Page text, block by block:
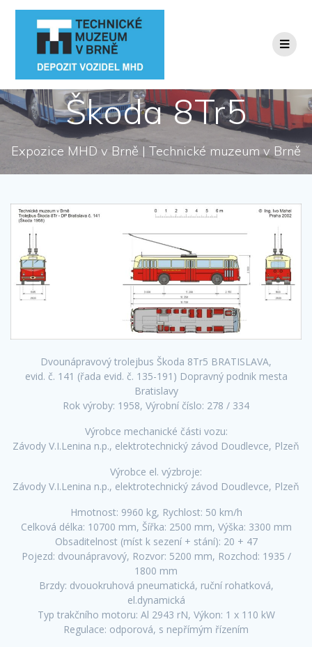
Přeskočit
Škoda 8Tr5
Expozice MHD v Brně | Technické muzeum v Brně
Dvounápravový trolejbus Škoda 8Tr5 BRATISLAVA,
evid. č. 141 (řada evid. č. 135-191) Dopravný podnik mesta
Bratislavy
Rok výroby: 1958, Výrobní číslo: 278 / 334
Výrobce mechanické části vozu:
Závody V.I.Lenina n.p., elektrotechnický závod Doudlevce, Plzeň
Výrobce el. výzbroje:
Závody V.I.Lenina n.p., elektrotechnický závod Doudlevce, Plzeň
Hmotnost: 9960 kg, Rychlost: 50 km/h
Celková délka: 10700 mm, Šířka: 2500 mm, Výška: 3300 mm
Obsaditelnost (míst k sezení + stání): 20 + 47
Pojezd: dvounápravový, Rozvor: 5200 mm, Rozchod: 1935 /
1800 mm
Brzdy: dvouokruhová pneumatická, ruční rohatková,
el.dynamická
Typ trakčního motoru: Al 2943 rN, Výkon: 1 x 110 kW
Regulace: odporová, s nepřímým řízením